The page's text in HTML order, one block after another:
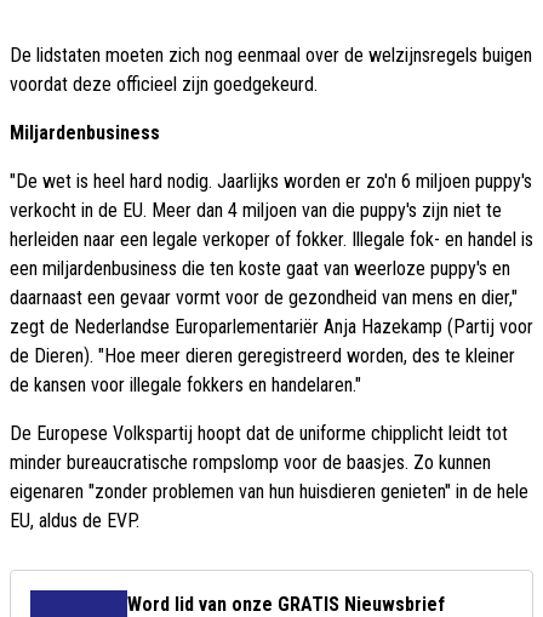
De lidstaten moeten zich nog eenmaal over de welzijnsregels buigen
voordat deze officieel zijn goedgekeurd.
Miljardenbusiness
"De wet is heel hard nodig. Jaarlijks worden er zo'n 6 miljoen puppy's
verkocht in de EU. Meer dan 4 miljoen van die puppy's zijn niet te
herleiden naar een legale verkoper of fokker. Illegale fok- en handel is
een miljardenbusiness die ten koste gaat van weerloze puppy's en
daarnaast een gevaar vormt voor de gezondheid van mens en dier,"
zegt de Nederlandse Europarlementariër Anja Hazekamp (Partij voor
de Dieren). "Hoe meer dieren geregistreerd worden, des te kleiner
de kansen voor illegale fokkers en handelaren."
De Europese Volkspartij hoopt dat de uniforme chipplicht leidt tot
minder bureaucratische rompslomp voor de baasjes. Zo kunnen
eigenaren "zonder problemen van hun huisdieren genieten" in de hele
EU, aldus de EVP.
Word lid van onze GRATIS Nieuwsbrief